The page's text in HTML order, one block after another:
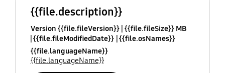
{{file.description}}
Version {{file.fileVersion}} {{file.fileSize}} MB
{{file.fileModifiedDate}} {{file.osNames}}
{{file.languageName}}
{{file.languageName}}